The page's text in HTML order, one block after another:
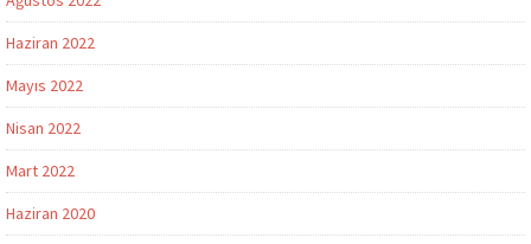
Haziran 2022
Mayıs 2022
Nisan 2022
Mart 2022
Haziran 2020